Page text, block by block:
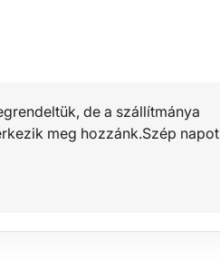
de a szállítmánya
meg hozzánk.Szép napot